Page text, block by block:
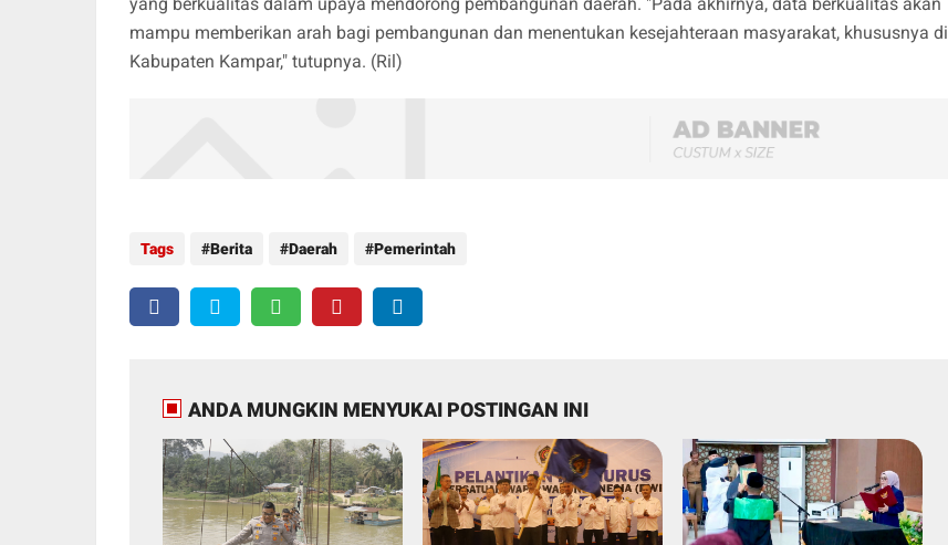
mampu memberikan arah bagi pembangunan dan menentukan kesejahteraan masyarakat, khususnya di
Kabupaten Kampar," tutupnya. (Ril)
Tags Berita Daerah Pemerintah
ANDA MUNGKIN MENYUKAI POSTINGAN INI